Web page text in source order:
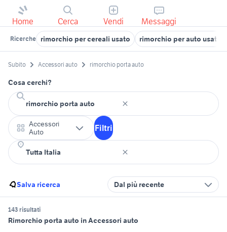
Home Cerca Vendi Messaggi
Ricerche rimorchio per cereali usato rimorchio per auto usato
Subito Accessori auto rimorchio porta auto
Cosa cerchi?
Accessori
Auto
Filtri
Salva ricerca Dal più recente
143 risultati
Rimorchio porta auto in Accessori auto